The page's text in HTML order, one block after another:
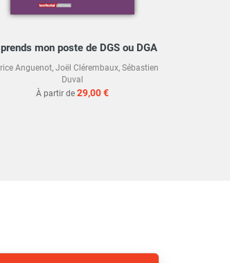
mon poste de DGS ou DGA
Anguenot,Joël Clérembaux,Sébastien
Duval
À partir de 29,00 €